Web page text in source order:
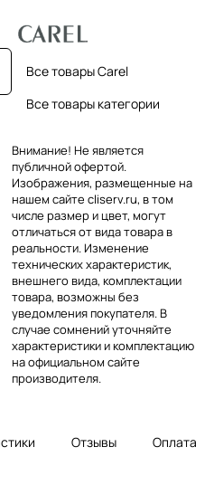
Все товары Carel
Все товары категории
Внимание! Не является
публичной офертой.
Изображения, размещенные на
нашем сайте cliserv.ru, в том
числе размер и цвет, могут
отличаться от вида товара в
реальности. Изменение
технических характеристик,
внешнего вида, комплектации
товара, возможны без
уведомления покупателя. В
случае сомнений уточняйте
характеристики и комплектацию
на официальном сайте
производителя.
Отзывы Оплата